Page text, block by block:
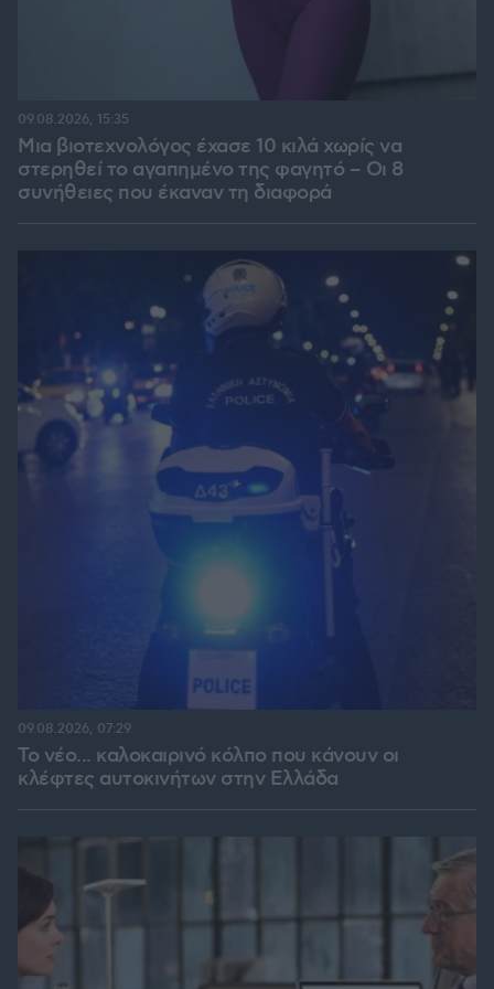
Μια βιοτεχνολόγος έχασε 10 κιλά χωρίς να
στερηθεί το αγαπημένο της φαγητό – Οι 8
συνήθειες που έκαναν τη διαφορά
09.08.2026, 15:35
Το νέο... καλοκαιρινό κόλπο που κάνουν οι
κλέφτες αυτοκινήτων στην Ελλάδα
09.08.2026, 07:29